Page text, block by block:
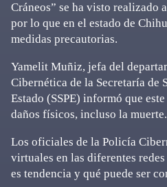
Cráneos” se ha visto realizado
por lo que en el estado de
medidas precautorias.
Yamelit Muñiz, jefa del
Cibernética de la Secretaría de
Estado (SSPE) informó que
daños físicos, incluso la muerte.
Los oficiales de la Policía
virtuales en las diferentes
es tendencia y qué puede ser